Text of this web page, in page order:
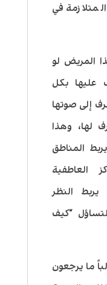
في
المريض لو
بكل
إلى صوتها
لها، وهذا
المناطق
العاطفية
النظر
“كيف
ما يرجعون